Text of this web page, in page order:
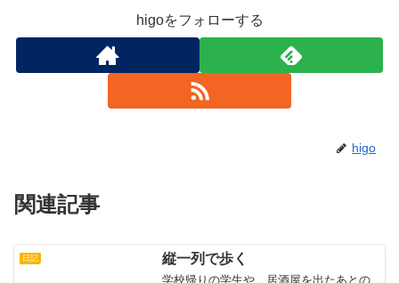
higoをフォローする
higo
関連記事
日記 縦一列で歩く
学校帰りの学生や、居酒屋を出たあとの